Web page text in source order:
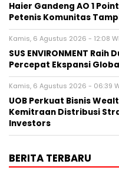
Haier Gandeng AO 1
Petenis Komunitas
Kamis, 6 Agustus 2026 - 12:08
SUS ENVIRONMENT
Percepat Ekspansi
Kamis, 6 Agustus 2026 - 06:39
UOB Perkuat Bisnis
Kemitraan Distribusi
Investors
BERITA TERBARU